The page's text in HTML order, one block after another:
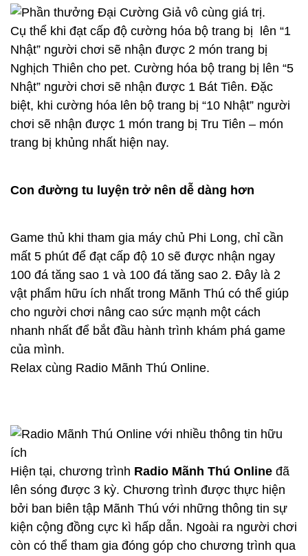
Cụ thể khi đạt cấp độ cường hóa bộ trang bị lên “1
Nhật” người chơi sẽ nhận được 2 món trang bị
Nghịch Thiên cho pet. Cường hóa bộ trang bị lên “5
Nhật” người chơi sẽ nhận được 1 Bát Tiên. Đặc
biệt, khi cường hóa lên bộ trang bị “10 Nhật” người
chơi sẽ nhận được 1 món trang bị Tru Tiên – món
trang bị khủng nhất hiện nay.
Con đường tu luyện trở nên dễ dàng hơn
Game thủ khi tham gia máy chủ Phi Long, chỉ cần
mất 5 phút để đạt cấp độ 10 sẽ được nhận ngay
100 đá tăng sao 1 và 100 đá tăng sao 2. Đây là 2
vật phẩm hữu ích nhất trong Mãnh Thú có thể giúp
cho người chơi nâng cao sức mạnh một cách
nhanh nhất để bắt đầu hành trình khám phá game
của mình.
Relax cùng Radio Mãnh Thú Online.
Hiện tại, chương trình Radio Mãnh Thú Online đã
lên sóng được 3 kỳ. Chương trình được thực hiện
bởi ban biên tập Mãnh Thú với những thông tin sự
kiện cộng đồng cực kì hấp dẫn. Ngoài ra người chơi
còn có thể tham gia đóng góp cho chương trình qua